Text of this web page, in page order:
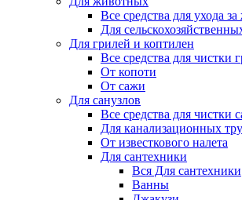
Все средства для ухода
Для
Для грилей и коптилен
Все средства для чистки
От копоти
От сажи
Для санузлов
Все средства для чистки
Для канализационных
От известкового налета
Для сантехники
Вся Для сантехники
Ванны